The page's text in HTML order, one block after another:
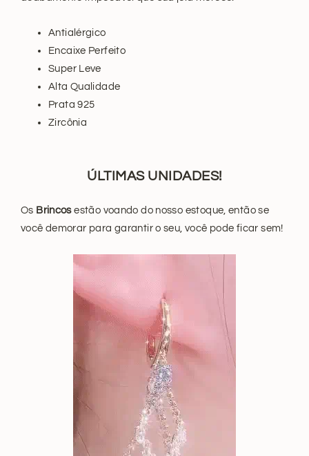
Antialérgico
Encaixe Perfeito
Super Leve
Alta Qualidade
Prata 925
Zircônia
ÚLTIMAS UNIDADES!
Os Brincos estão voando do nosso estoque, então se
você demorar para garantir o seu, você pode ficar sem!